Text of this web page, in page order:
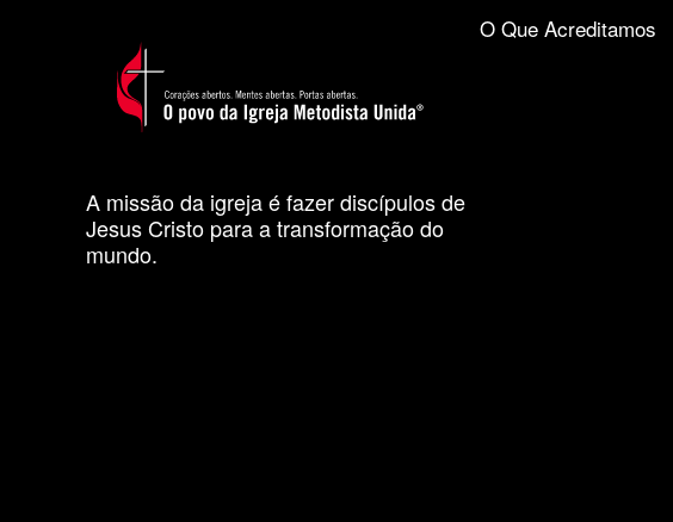
A missão da igreja é fazer discípulos de
Jesus Cristo para a transformação do
mundo.
O Que Acreditamos